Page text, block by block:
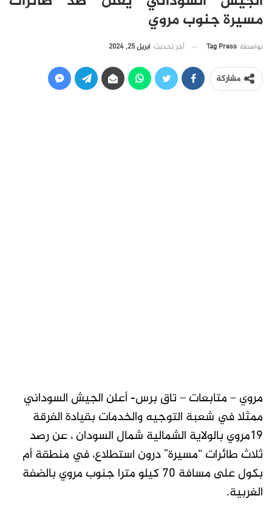
مسيرة جنوب مروي
بواسطة Tag Press آخر تحديث أبريل 25, 2024
مشاركة
مروي – متابعات – تاق برس- أعلن الجيش السوداني
ممثلا في شعبة التوجيه والخدمات بقيادة الفرقة
19مروي بالولاية الشمالية شمال السودان ، عن رصد
ثلاث طائرات “مسيرة” درون استطلاع، في منطقة أم
بكول على مسافة 70 كيلو مترا جنوب مروي بالضفة
الغربية.